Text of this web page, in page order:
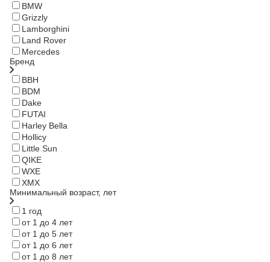
BMW
Grizzly
Lamborghini
Land Rover
Mercedes
Бренд
BBH
BDM
Dake
FUTAI
Harley Bella
Hollicy
Little Sun
QIKE
WXE
XMX
Минимальный возраст, лет
1 год
от 1 до 4 лет
от 1 до 5 лет
от 1 до 6 лет
от 1 до 8 лет